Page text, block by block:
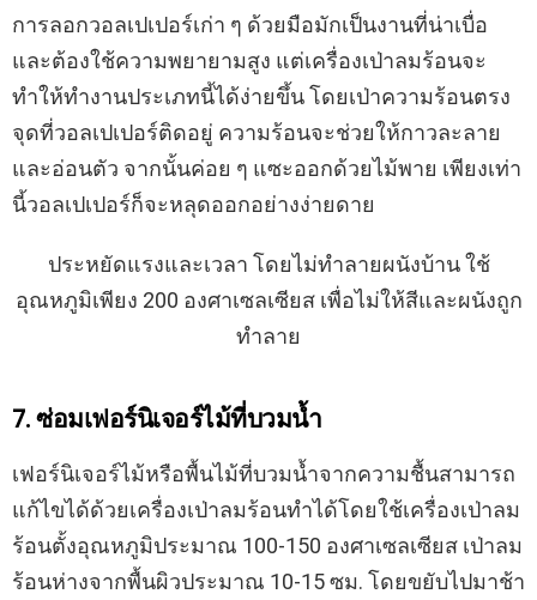
การลอกวอลเปเปอร์เก่า ๆ ด้วยมือมักเป็นงานที่น่าเบื่อ
และต้องใช้ความพยายามสูง แต่เครื่องเป่าลมร้อนจะ
ทำให้ทำงานประเภทนี้ได้ง่ายขึ้น โดยเป่าความร้อนตรง
จุดที่วอลเปเปอร์ติดอยู่ ความร้อนจะช่วยให้กาวละลาย
และอ่อนตัว จากนั้นค่อย ๆ แซะออกด้วยไม้พาย เพียงเท่า
นี้วอลเปเปอร์ก็จะหลุดออกอย่างง่ายดาย
ประหยัดแรงและเวลา โดยไม่ทำลายผนังบ้าน ใช้
อุณหภูมิเพียง 200 องศาเซลเซียส เพื่อไม่ให้สีและผนังถูก
ทำลาย
7. ซ่อมเฟอร์นิเจอร์ไม้ที่บวมน้ำ
เฟอร์นิเจอร์ไม้หรือพื้นไม้ที่บวมน้ำจากความชื้นสามารถ
แก้ไขได้ด้วยเครื่องเป่าลมร้อนทำได้โดยใช้เครื่องเป่าลม
ร้อนตั้งอุณหภูมิประมาณ 100-150 องศาเซลเซียส เป่าลม
ร้อนห่างจากพื้นผิวประมาณ 10-15 ซม. โดยขยับไปมาช้า